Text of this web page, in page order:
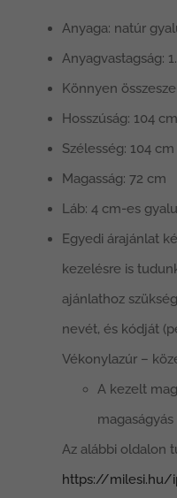
Anyaga: natúr
Anyagvastagság:
Könnyen
Hosszúság: 104 cm
Szélesség: 104 cm
Magasság: 72 cm
Láb: 4 cm-es
Egyedi árajánlat
kezelésre is
ajánlathoz
nevét, és kódját
Vékonylazúr –
A kezelt
magaságyás
Az alábbi oldalon
https://milesi.hu/